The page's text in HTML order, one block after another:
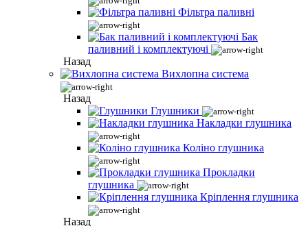
Фільтра паливні
Бак
паливний і комплектуючі
Назад
Вихлопна система
Назад
Глушники
Накладки глушника
Коліно глушника
Прокладки
глушника
Кріплення глушника
Назад